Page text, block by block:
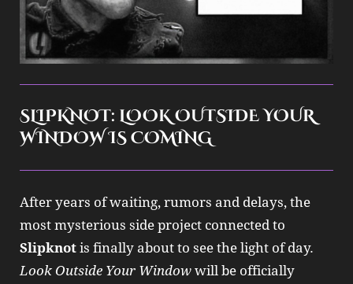
SLIPKNOT: LOOK OUTSIDE YOUR
WINDOW IS COMING
After years of waiting, rumors and delays, the
most mysterious side project connected to
Slipknot is finally about to see the light of day.
Look Outside Your Window will be officially